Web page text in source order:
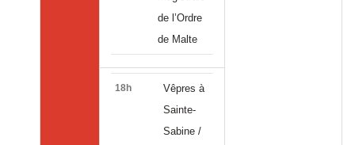
de l’Ordre
de Malte
18h
Vêpres à
Sainte-
Sabine /